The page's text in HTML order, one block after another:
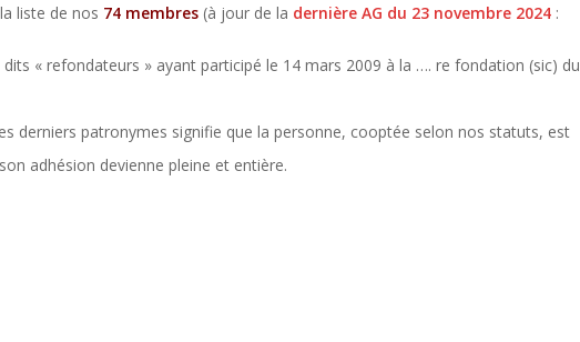
liste de nos 74 membres (à jour de la dernière AG du 23 novembre 2024 :
« refondateurs » ayant participé le 14 mars 2009 à la …. re fondation (sic) du
derniers patronymes signifie que la personne, cooptée selon nos statuts, est
adhésion devienne pleine et entière.